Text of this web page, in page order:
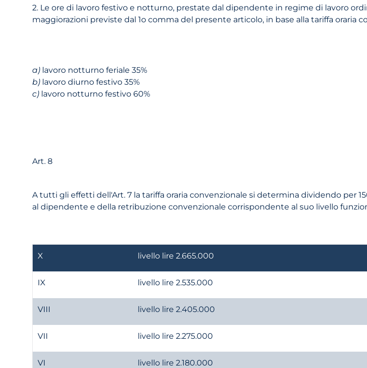
2. Le ore di lavoro festivo e notturno, prestate dal dipendente in regime di lavoro
maggiorazioni previste dal 1o comma del presente articolo, in base alla tariffa oraria
a) lavoro notturno feriale 35%
b) lavoro diurno festivo 35%
c) lavoro notturno festivo 60%
Art. 8
A tutti gli effetti dell'Art. 7 la tariffa oraria convenzionale si determina dividendo per
al dipendente e della retribuzione convenzionale corrispondente al suo livello
X livello lire 2.665.000
IX livello lire 2.535.000
VIII livello lire 2.405.000
VII livello lire 2.275.000
VI livello lire 2.180.000